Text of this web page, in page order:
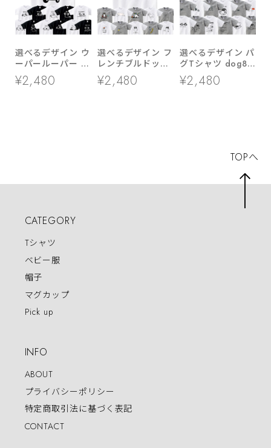
選べるデザイン ウ
ーパールーパー T
シャツ am99 両生
類 アニマル
¥2,480
選べるデザイン フ
レンチブルドッグ
Tシャツ dog76
ブヒ フレブル 半
¥2,480
選べるデザイン パ
グTシャツ dog86
ブヒ 半袖・長袖
ユニーク 手描きイ
¥2,480
CATEGORY
Tシャツ
ベビー服
帽子
マグカップ
Pick up
INFO
ABOUT
プライバシーポリシー
特定商取引法に基づく表記
CONTACT
TOPへ